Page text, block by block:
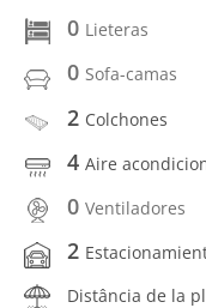
0 Lieteras
0 Sofa-camas
2 Colchones
4 Aire
0 Ventiladores
2
Distância de la